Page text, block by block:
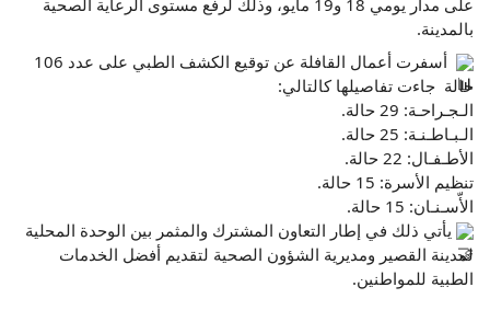
بالمدينة.
حالة  جاءت تفاصيلها كالتالي:
الـجـراحـة: 29 حالة.
الـبـاطـنـة: 25 حالة.
الأطـفـال: 22 حالة.
تنظيم الأسرة: 15 حالة.
الأّسـنـان: 15 حالة.
الطبية للمواطنين.